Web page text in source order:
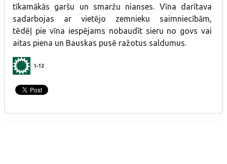
tīkamākās garšu un smaržu nianses. Vīna darītava
sadarbojas ar vietējo zemnieku saimniecībām,
tēdēļ pie vīna iespējams nobaudīt sieru no govs vai
aitas piena un Bauskas pusē ražotus saldumus.
1-12